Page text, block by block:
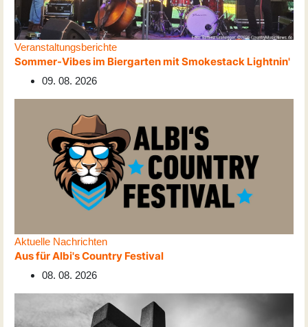
Veranstaltungsberichte
Sommer-Vibes im Biergarten mit Smokestack Lightnin'
09. 08. 2026
Aktuelle Nachrichten
Aus für Albi's Country Festival
08. 08. 2026